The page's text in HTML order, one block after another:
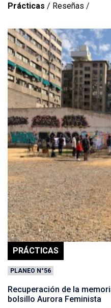
Prácticas / Reseñas /
PRÁCTICAS
PLANEO N°56
Recuperación de la
bolsillo Aurora Feminista